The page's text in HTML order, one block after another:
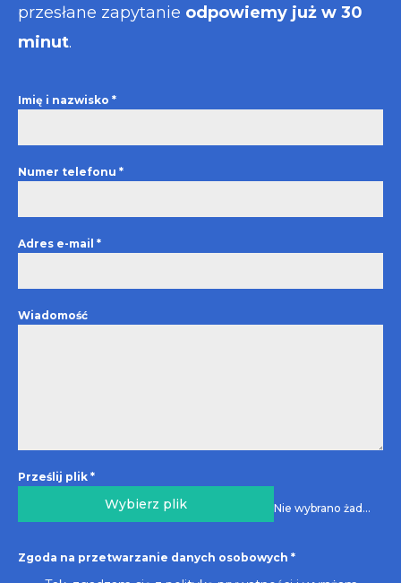
przesłane zapytanie odpowiemy już w 30
minut.
Imię i nazwisko *
Numer telefonu *
Adres e-mail *
Wiadomość
Prześlij plik *
Wybierz plik Nie wybrano żadnego pliku
Zgoda na przetwarzanie danych osobowych *